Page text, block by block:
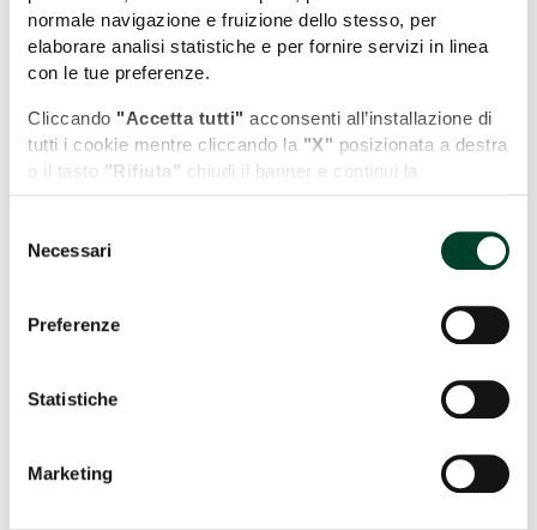
normale navigazione e fruizione dello stesso, per
elaborare analisi statistiche e per fornire servizi in linea
con le tue preferenze.
Cliccando "Accetta tutti" acconsenti all’installazione di
tutti i cookie mentre cliccando la "X" posizionata a destra
o il tasto "Rifiuta" chiudi il banner e continui la
Puoi modificare in ogni momento le tue preferenze
cliccando l'apposita icona posizionata in basso a sinistra;
Policy cliccando sull'apposito link presente nel footer del
delNecessari
Preferenze
Statistiche
Marketing